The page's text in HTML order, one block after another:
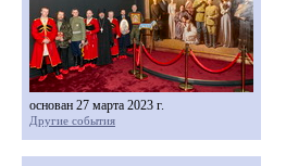
основан 27 марта 2023 г.
Другие события